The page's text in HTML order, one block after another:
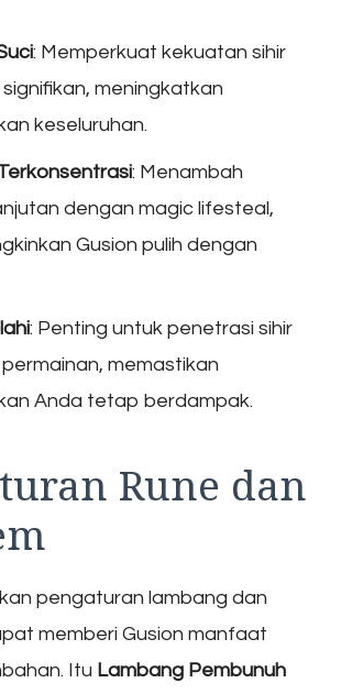
: Memperkuat kekuatan sihir
meningkatkan
keseluruhan.
: Menambah
dengan magic lifesteal,
Gusion pulih dengan
: Penting untuk penetrasi sihir
permainan, memastikan
Anda tetap berdampak.
Rune dan
pengaturan lambang dan
memberi Gusion manfaat
Itu Lambang Pembunuh